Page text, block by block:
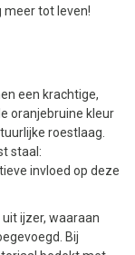
meer tot leven!
een krachtige,
oranjebruine kleur
roestlaag.
staal:
invloed op deze
ijzer, waaraan
Bij